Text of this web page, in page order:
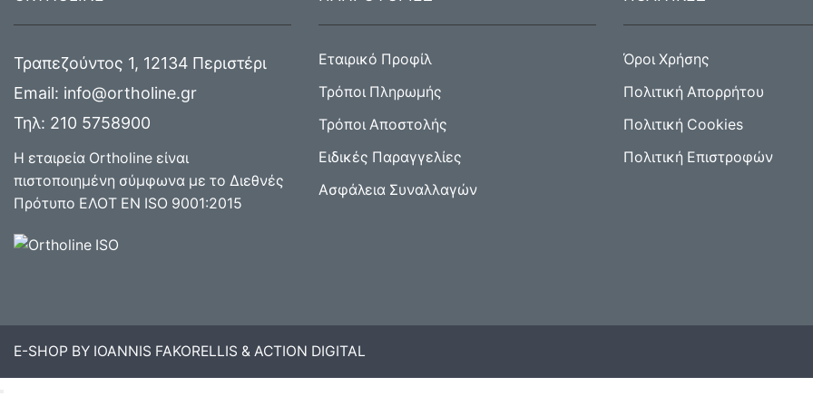
Τραπεζούντος 1, 12134 Περιστέρι
Email: info@ortholine.gr
Τηλ: 210 5758900
Η εταιρεία Ortholine είναι
πιστοποιημένη σύμφωνα με το Διεθνές
Πρότυπο ΕΛΟΤ ΕΝ ISO 9001:2015
Εταιρικό Προφίλ
Τρόποι Πληρωμής
Τρόποι Αποστολής
Ειδικές Παραγγελίες
Ασφάλεια Συναλλαγών
Όροι Χρήσης
Πολιτική Απορρήτου
Πολιτική Cookies
Πολιτική Επιστροφών
E-SHOP BY IOANNIS FAKORELLIS & ACTION DIGITAL